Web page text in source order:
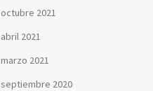
octubre 2021
abril 2021
marzo 2021
septiembre 2020